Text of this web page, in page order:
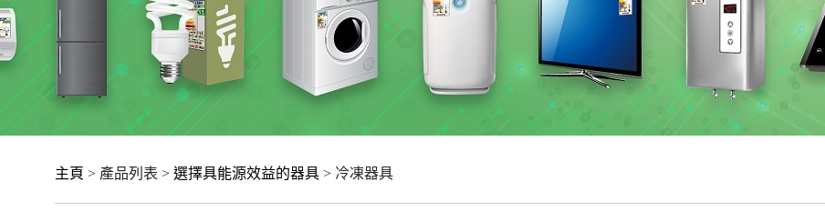
主頁 > 產品列表 > 選擇具能源效益的器具 > 冷凍器具